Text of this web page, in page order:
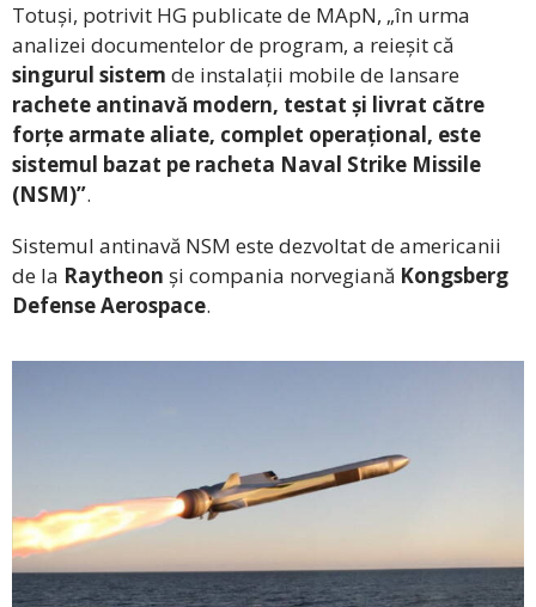
Totuși, potrivit HG publicate de MApN, „în urma
analizei documentelor de program, a reieșit că
singurul sistem de instalații mobile de lansare
rachete antinavă modern, testat și livrat către
forțe armate aliate, complet operațional, este
sistemul bazat pe racheta Naval Strike Missile
(NSM)”.
Sistemul antinavă NSM este dezvoltat de americanii
de la Raytheon și compania norvegiană Kongsberg
Defense Aerospace.